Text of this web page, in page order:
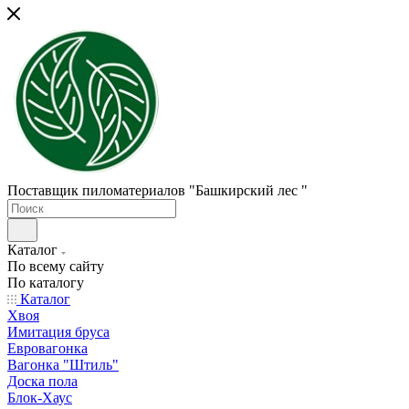
Поставщик пиломатериалов "Башкирский лес "
Каталог
По всему сайту
По каталогу
Каталог
Хвоя
Имитация бруса
Евровагонка
Вагонка "Штиль"
Доска пола
Блок-Хаус